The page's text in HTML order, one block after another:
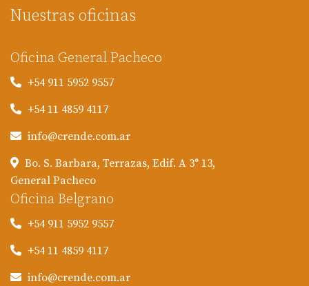
Nuestras oficinas
Oficina General Pacheco
+54 911 5952 9557
+54 11 4859 4117
info@crende.com.ar
Bo. S. Barbara, Terrazas, Edif. A 3° 13,
General Pacheco
Oficina Belgrano
+54 911 5952 9557
+54 11 4859 4117
info@crende.com.ar